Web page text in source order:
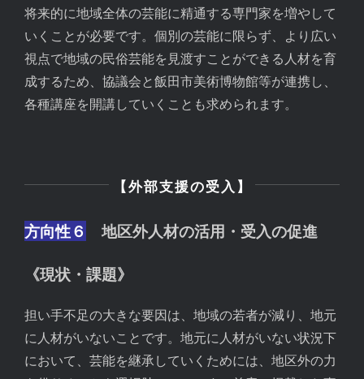
将来的に地域全体の芸能に精通する専門家を増やして
いくことが必要です。個別の芸能に限らず、より広い
視点で地域の民俗芸能を見渡すことができる人材を育
成するため、協議会と飯田市美術博物館等が連携し、
各種講座を開講していくことも求められます。
【外部支援の受入】
方向性６ 地区外人材の活用・受入の促進
《現状・課題》
担い手不足の大きな要因は、地域の若者が減り、地元
に人材がいないことです。地元に人材がいない状況下
において、芸能を継承していくためには、地区外の力